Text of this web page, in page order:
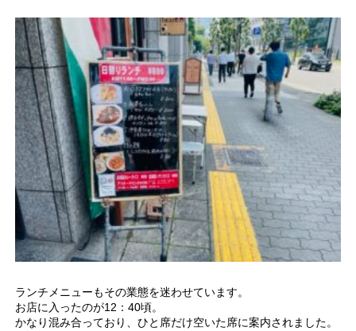
ランチメニューもその業態を迷わせています。
お店に入ったのが12：40頃。
かなり混み合っており、ひと席だけ空いた席に案内されました。